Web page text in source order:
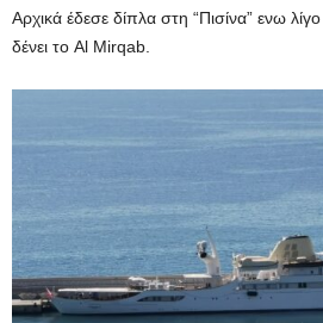
Αρχικά έδεσε δίπλα στη “Πισίνα” ενω
δένει το Al Mirqab.